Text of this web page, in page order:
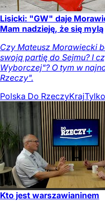
Lisicki: "GW" daje
Mam nadzieję, że się mylą
Czy Mateusz Morawiecki
swoją partię do Sejmu? I
Wyborczej"? O tym w
Rzeczy".
Polska Do RzeczyKraj
Kto jest warszawianinem